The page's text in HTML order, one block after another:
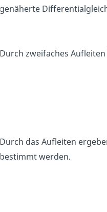
genäherte
Durch zweifaches
Durch das Aufleiten
bestimmt werden.